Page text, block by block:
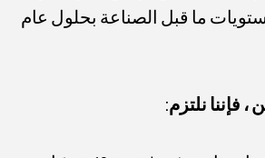
ما قبل الصناعة بحلول عام
، فإننا نلتزم: